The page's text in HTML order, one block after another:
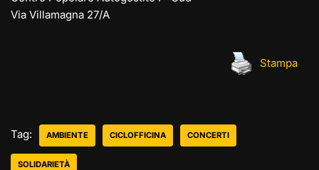
Via Villamagna 27/A
Stampa
Tag: AMBIENTE CICLOFFICINA CONCERTI
SOLIDARIETÀ